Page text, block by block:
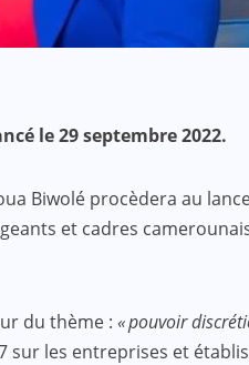
le 29 septembre 2022.
Biwolé procèdera au
et cadres
du thème : « pouvoir
sur les entreprises et